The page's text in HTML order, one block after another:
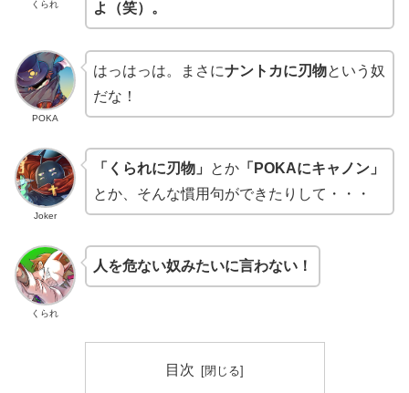
くられ
よ（笑）。
POKA
はっはっは。まさにナントカに刃物という奴
だな！
Joker
「くられに刃物」 とか「POKAにキャノン」
とか、そんな慣用句ができたりして・・・
くられ
人を危ない奴みたいに言わない！
目次